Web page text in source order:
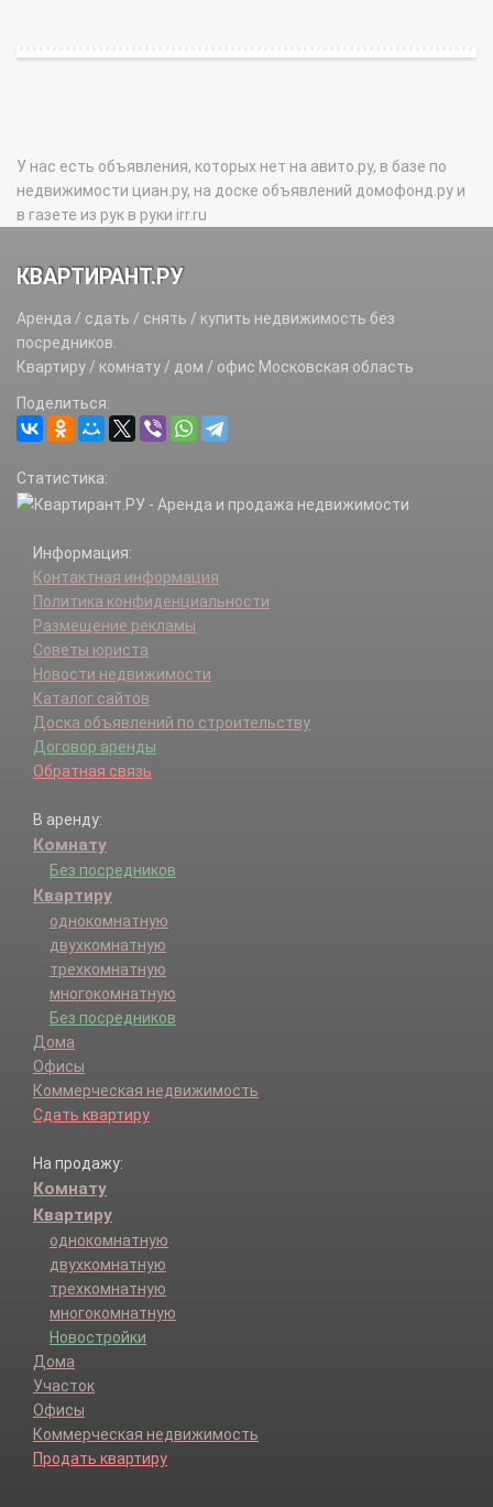
У нас есть объявления, которых нет на авито.ру, в базе по
недвижимости циан.ру, на доске объявлений домофонд.ру и
в газете из рук в руки irr.ru
КВАРТИРАНТ.РУ
Аренда / сдать / снять / купить недвижимость без
посредников.
Квартиру / комнату / дом / офис Московская область
Поделиться:
Статистика:
Информация:
Контактная информация
Политика конфиденциальности
Размещение рекламы
Советы юриста
Новости недвижимости
Каталог сайтов
Доска объявлений по строительству
Договор аренды
Обратная связь
В аренду:
Комнату
Без посредников
Квартиру
однокомнатную
двухкомнатную
трехкомнатную
многокомнатную
Без посредников
Дома
Офисы
Коммерческая недвижимость
Сдать квартиру
На продажу:
Комнату
Квартиру
однокомнатную
двухкомнатную
трехкомнатную
многокомнатную
Новостройки
Дома
Участок
Офисы
Коммерческая недвижимость
Продать квартиру